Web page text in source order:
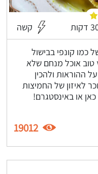
קשה
קונפי בבישול
טוב אוכל מנחם שלא
ההוראות ולהכין
לאיזון של החמיצות
או באינסטגרם!
19012